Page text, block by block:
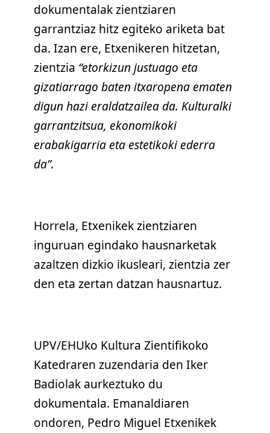
dokumentalak zientziaren
garrantziaz hitz egiteko ariketa bat
da. Izan ere, Etxenikeren hitzetan,
zientzia “etorkizun justuago eta
gizatiarrago baten itxaropena ematen
digun hazi eraldatzailea da. Kulturalki
garrantzitsua, ekonomikoki
erabakigarria eta estetikoki ederra
da”.
Horrela, Etxenikek zientziaren
inguruan egindako hausnarketak
azaltzen dizkio ikusleari, zientzia zer
den eta zertan datzan hausnartuz.
UPV/EHUko Kultura Zientifikoko
Katedraren zuzendaria den Iker
Badiolak aurkeztuko du
dokumentala. Emanaldiaren
ondoren, Pedro Miguel Etxenikek